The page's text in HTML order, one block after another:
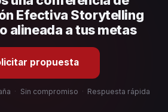
basada en estos criterios.
Efectiva Storytelling
alineada a tus metas
propuesta
· Sin compromiso · Respuesta rápida